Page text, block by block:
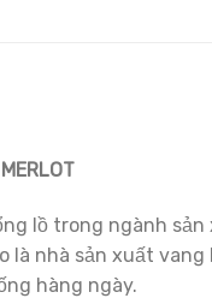
lồ trong ngành sản
là nhà sản xuất
hàng ngày.